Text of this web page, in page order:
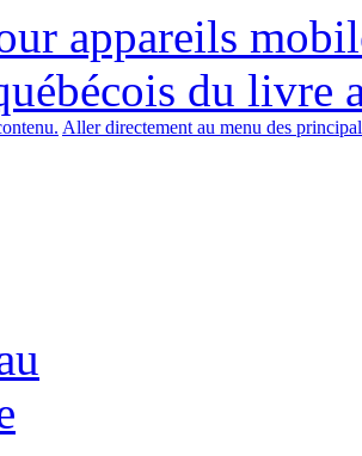
appareils
du livre
Aller directement au menu des